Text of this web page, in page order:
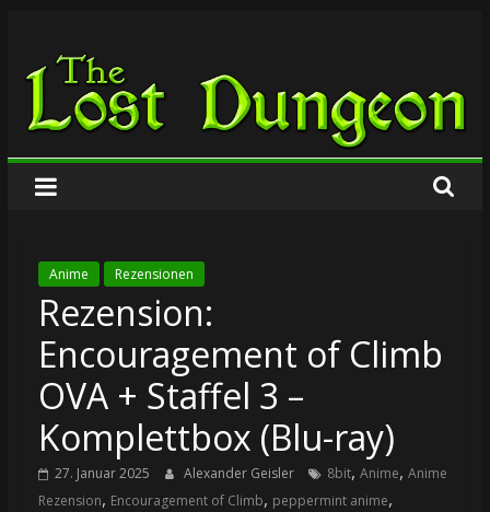
springen
The
Lost
Dungeon
Anime Rezensionen
Rezension:
Encouragement of Climb
OVA + Staffel 3 –
Komplettbox (Blu-ray)
27. Januar 2025 Alexander Geisler 8bit, Anime, Anime
Rezension, Encouragement of Climb, peppermint anime,